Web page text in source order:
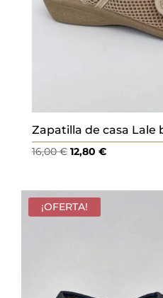
Zapatilla de casa Lale
16,00€ El
original
era:
12,80 €El
actual
¡OFERTA!